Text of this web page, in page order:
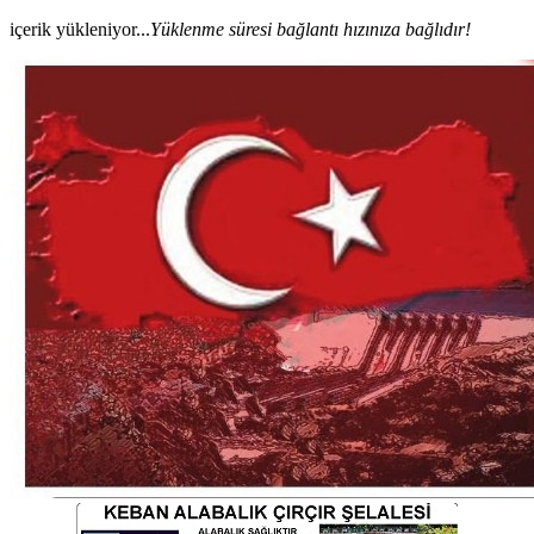
içerik yükleniyor...Yüklenme süresi bağlantı hızınıza bağlıdır!